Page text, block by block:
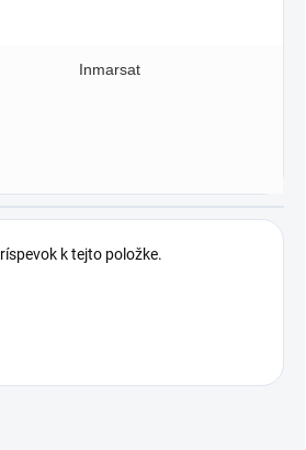
Inmarsat
k tejto položke.